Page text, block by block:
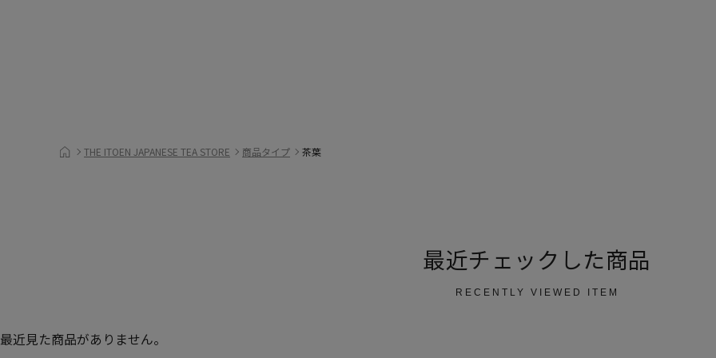
THE ITOEN JAPANESE TEA STORE 商品タイプ 茶葉
最近チェックした商品
RECENTLY VIEWED ITEM
最近見た商品がありません。